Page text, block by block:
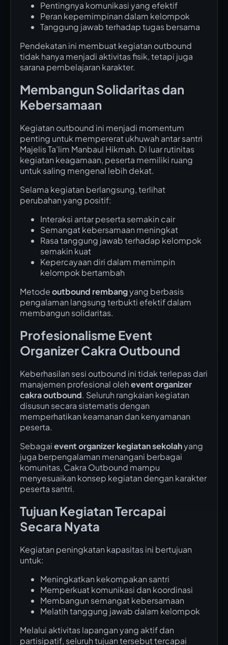
Pentingnya komunikasi yang efektif
Peran kepemimpinan dalam kelompok
Tanggung jawab terhadap tugas bersama
Pendekatan ini membuat kegiatan outbound
tidak hanya menjadi aktivitas fisik, tetapi juga
sarana pembelajaran karakter.
Membangun Solidaritas dan
Kebersamaan
Kegiatan outbound ini menjadi momentum
penting untuk mempererat ukhuwah antar santri
Majelis Ta’lim Manbaul Hikmah. Di luar rutinitas
kegiatan keagamaan, peserta memiliki ruang
untuk saling mengenal lebih dekat.
Selama kegiatan berlangsung, terlihat
perubahan yang positif:
Interaksi antar peserta semakin cair
Semangat kebersamaan meningkat
Rasa tanggung jawab terhadap kelompok
semakin kuat
Kepercayaan diri dalam memimpin
kelompok bertambah
Metodeoutbound rembangyang berbasis
pengalaman langsung terbukti efektif dalam
membangun solidaritas.
Profesionalisme Event
Organizer Cakra Outbound
Keberhasilan sesi outbound ini tidak terlepas dari
manajemen profesional olehevent organizer
cakra outbound. Seluruh rangkaian kegiatan
disusun secara sistematis dengan
memperhatikan keamanan dan kenyamanan
peserta.
Sebagaievent organizer kegiatan sekolahyang
juga berpengalaman menangani berbagai
komunitas, Cakra Outbound mampu
menyesuaikan konsep kegiatan dengan karakter
peserta santri.
Tujuan Kegiatan Tercapai
Secara Nyata
Kegiatan peningkatan kapasitas ini bertujuan
untuk:
Meningkatkan kekompakan santri
Memperkuat komunikasi dan koordinasi
Membangun semangat kebersamaan
Melatih tanggung jawab dalam kelompok
Melalui aktivitas lapangan yang aktif dan
partisipatif, seluruh tujuan tersebut tercapai